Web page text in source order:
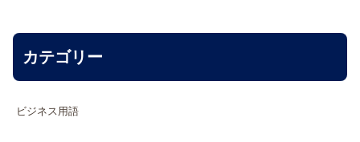
カテゴリー
ビジネス用語